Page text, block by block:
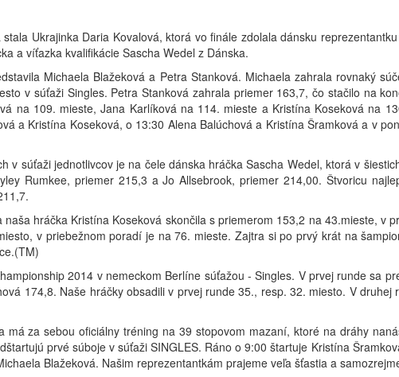
Ukrajinka Daria Kovalová, ktorá vo finále zdolala dánsku
a víťazka kvalifikácie Sascha Wedel z Dánska.
Michaela Blažeková a Petra Stanková. Michaela zahrala rovnaký
v súťaži Singles. Petra Stanková zahrala priemer 163,7, čo stačilo na
na 109. mieste, Jana Karlíková na 114. mieste a Kristína Koseková na
a Kristína Koseková, o 13:30 Alena Balúchová a Kristína Šramková a v
v súťaži jednotlivcov je na čele dánska hráčka Sascha Wedel, ktorá v
Rumkee, priemer 215,3 a Jo Allsebrook, priemer 214,00. Štvoricu
hráčka Kristína Koseková skončila s priemerom 153,2 na 43.mieste,
v priebežnom poradí je na 76. mieste. Zajtra si po prvý krát na
2014 v nemeckom Berlíne súťažou - Singles. V prvej runde sa
174,8. Naše hráčky obsadili v prvej runde 35., resp. 32. miesto. V
má za sebou oficiálny tréning na 39 stopovom mazaní, ktoré na dráhy
prvé súboje v súťaži SINGLES. Ráno o 9:00 štartuje Kristína
Blažeková. Našim reprezentantkám prajeme veľa šťastia a